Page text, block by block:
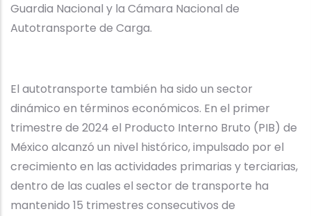
Guardia Nacional y la Cámara Nacional de
Autotransporte de Carga.
El autotransporte también ha sido un sector
dinámico en términos económicos. En el primer
trimestre de 2024 el Producto Interno Bruto (PIB) de
México alcanzó un nivel histórico, impulsado por el
crecimiento en las actividades primarias y terciarias,
dentro de las cuales el sector de transporte ha
mantenido 15 trimestres consecutivos de